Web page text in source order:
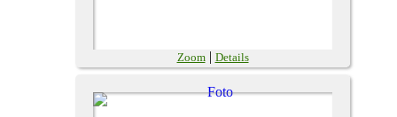
Zoom| Details